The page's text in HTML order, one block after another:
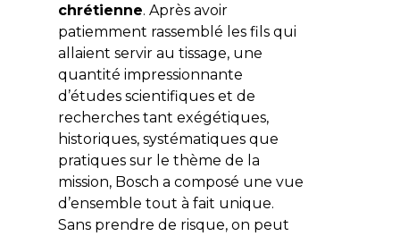
chrétienne. Après avoir
patiemment rassemblé les fils qui
allaient servir au tissage, une
quantité impressionnante
d’études scientifiques et de
recherches tant exégétiques,
historiques, systématiques que
pratiques sur le thème de la
mission, Bosch a composé une vue
d’ensemble tout à fait unique.
Sans prendre de risque, on peut